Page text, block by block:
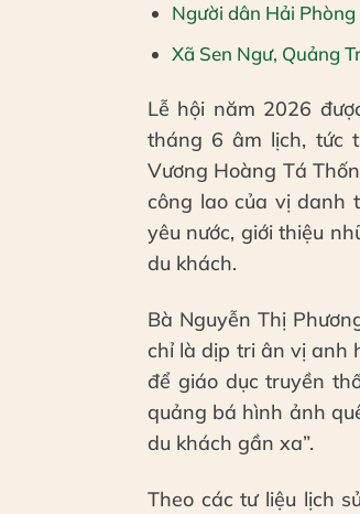
Người dân Hải
Xã Sen Ngư, Quảng
Lễ hội năm 2026
tháng 6 âm lịch, tức
Vương Hoàng Tá
công lao của vị danh
yêu nước, giới thiệu
du khách.
Bà Nguyễn Thị
chỉ là dịp tri ân vị anh
để giáo dục truyền
quảng bá hình ảnh
du khách gần xa”.
Theo các tư liệu lịch